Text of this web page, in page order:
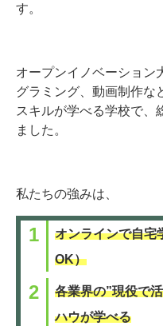
す。
オープンイノベーション
グラミング、動画制作な
スキルが学べる学校で、
ました。
私たちの強みは、
オンラインで自宅
OK）
各業界の”現役で
ハウが学べる